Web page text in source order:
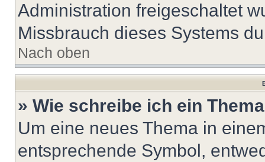
Administration freigeschaltet
Missbrauch dieses Systems
Nach oben
» Wie schreibe ich ein
Um eine neues Thema in
entsprechende Symbol,